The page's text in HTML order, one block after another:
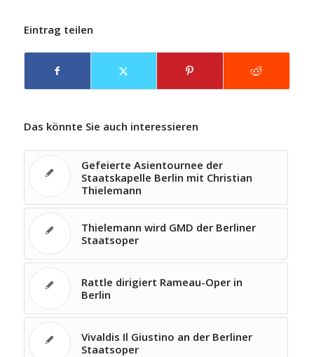
Eintrag teilen
Das könnte Sie auch interessieren
Gefeierte Asientournee der
Staatskapelle Berlin mit Christian
Thielemann
Thielemann wird GMD der Berliner
Staatsoper
Rattle dirigiert Rameau-Oper in
Berlin
Vivaldis Il Giustino an der Berliner
Staatsoper